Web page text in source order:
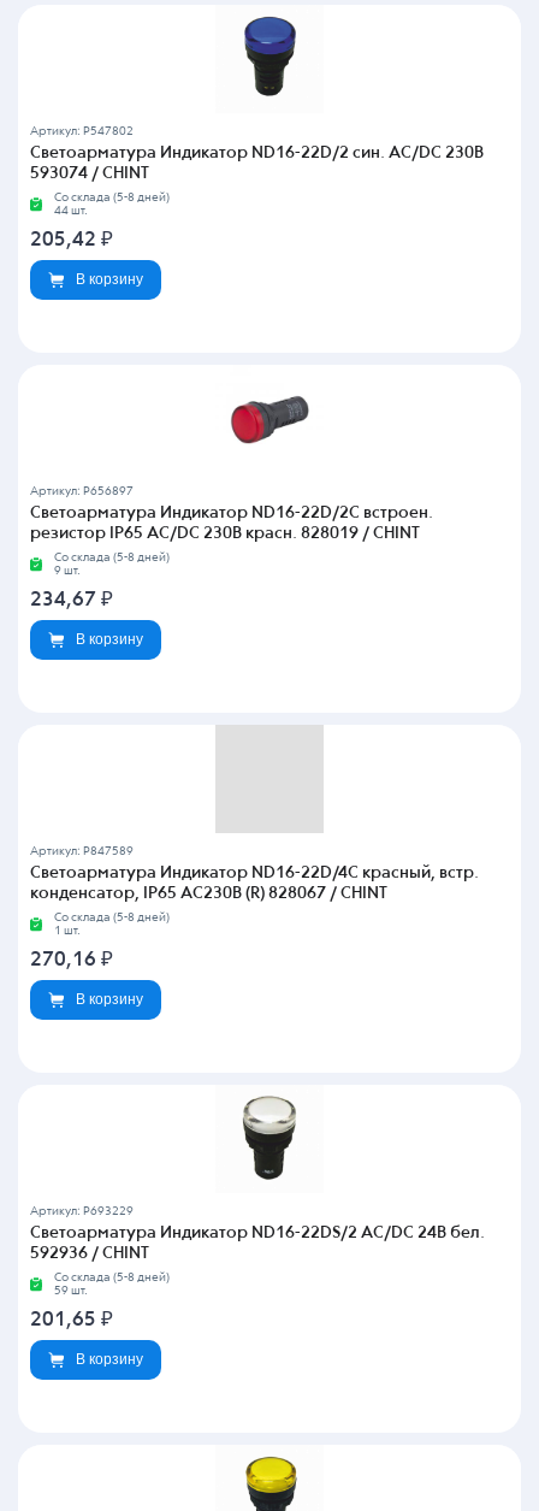
Артикул: P547802
Светоарматура Индикатор ND16-22D/2 син. AC/DC 230В
593074 / CHINT
Со склада (5-8 дней)
44 шт.
205,42 ₽
В корзину
Артикул: P656897
Светоарматура Индикатор ND16-22D/2C встроен.
резистор IP65 AC/DC 230В красн. 828019 / CHINT
Со склада (5-8 дней)
9 шт.
234,67 ₽
В корзину
Артикул: P847589
Светоарматура Индикатор ND16-22D/4C красный, встр.
конденсатор, IP65 АС230В (R) 828067 / CHINT
Со склада (5-8 дней)
1 шт.
270,16 ₽
В корзину
Артикул: P693229
Светоарматура Индикатор ND16-22DS/2 AC/DC 24В бел.
592936 / CHINT
Со склада (5-8 дней)
59 шт.
201,65 ₽
В корзину